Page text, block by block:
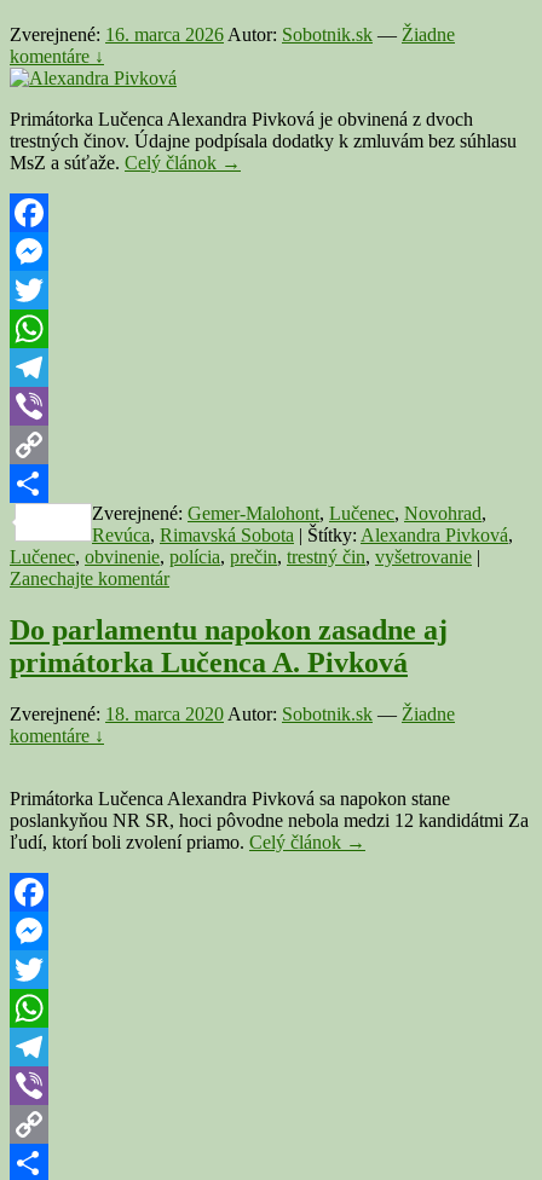
Zverejnené: 16. marca 2026 Autor: Sobotnik.sk — Žiadne
komentáre ↓
Primátorka Lučenca Alexandra Pivková je obvinená z dvoch
trestných činov. Údajne podpísala dodatky k zmluvám bez súhlasu
MsZ a súťaže. Celý článok Polícia
→
Facebook
Messenger
Twitter
WhatsApp
Telegram
Viber
Copy
Link
Share
Zverejnené: Gemer-Malohont, Lučenec, Novohrad,
Revúca, Rimavská Sobota | Štítky: Alexandra Pivková,
Lučenec, obvinenie, polícia, prečin, trestný čin, vyšetrovanie |
Zanechajte komentár
Do parlamentu napokon zasadne aj
primátorka Lučenca A. Pivková
Zverejnené: 18. marca 2020 Autor: Sobotnik.sk — Žiadne
komentáre ↓
Primátorka Lučenca Alexandra Pivková sa napokon stane
poslankyňou NR SR, hoci pôvodne nebola medzi 12 kandidátmi Za
ľudí, ktorí boli zvolení priamo. Celý článok Do
→
Facebook
Messenger
Twitter
WhatsApp
Telegram
Viber
Copy